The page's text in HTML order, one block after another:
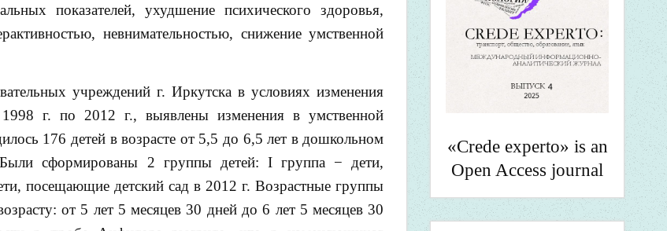
показателей, ухудшение психического здоровья,
невнимательностью, снижение умственной
учреждений г. Иркутска в условиях изменения
г. по 2012 г., выявлены изменения в умственной
176 детей в возрасте от 5,5 до 6,5 лет в дошкольном
Были сформированы 2 группы детей: I группа − дети,
посещающие детский сад в 2012 г. Возрастные группы
от 5 лет 5 месяцев 30 дней до 6 лет 5 месяцев 30
«Crede experto» is an
Open Access journal